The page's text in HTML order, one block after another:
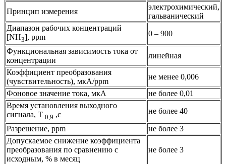
Принцип измерения
электрохимический,
гальванический
Диапазон рабочих концентраций
[NH3], ppm 0 – 900
Функциональная зависимость тока от
концентрации
линейная
Коэффициент преобразования
(чувствительность), мкА/ppm
не менее 0,006
Фоновое значение тока, мкА
не более 0,01
Время установления выходного
cигнала, Т 0,9 ,с не более 40
Разрешение, ppm
не более 3
Допускаемое снижение коэффициента
преобразования по сравнению с
исходным, % в месяц
не более 3